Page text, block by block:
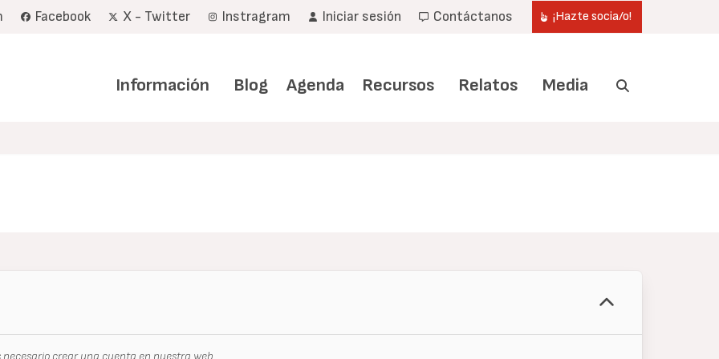
Facebook X - Twitter Instragram Iniciar sesión Contáctanos ¡Hazte socia/o!
Información Blog Agenda Recursos Relatos Media